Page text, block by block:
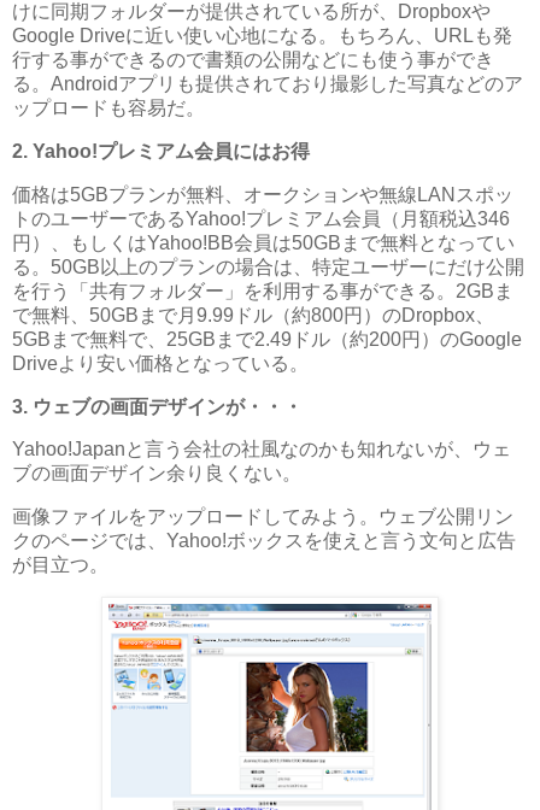
けに同期フォルダーが提供されている所が、Dropboxや
Google Driveに近い使い心地になる。もちろん、URLも発
行する事ができるので書類の公開などにも使う事ができ
る。Androidアプリも提供されており撮影した写真などのア
ップロードも容易だ。
2. Yahoo!プレミアム会員にはお得
価格は5GBプランが無料、オークションや無線LANスポッ
トのユーザーであるYahoo!プレミアム会員（月額税込346
円）、もしくはYahoo!BB会員は50GBまで無料となってい
る。50GB以上のプランの場合は、特定ユーザーにだけ公開
を行う「共有フォルダー」を利用する事ができる。2GBま
で無料、50GBまで月9.99ドル（約800円）のDropbox、
5GBまで無料で、25GBまで2.49ドル（約200円）のGoogle
Driveより安い価格となっている。
3. ウェブの画面デザインが・・・
Yahoo!Japanと言う会社の社風なのかも知れないが、ウェ
ブの画面デザイン余り良くない。
画像ファイルをアップロードしてみよう。ウェブ公開リン
クのページでは、Yahoo!ボックスを使えと言う文句と広告
が目立つ。